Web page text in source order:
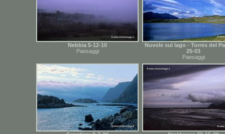
Nebbia 5-12-10
Paesaggi
Nuvole sul lago - Torres del
25-03
Paesaggi